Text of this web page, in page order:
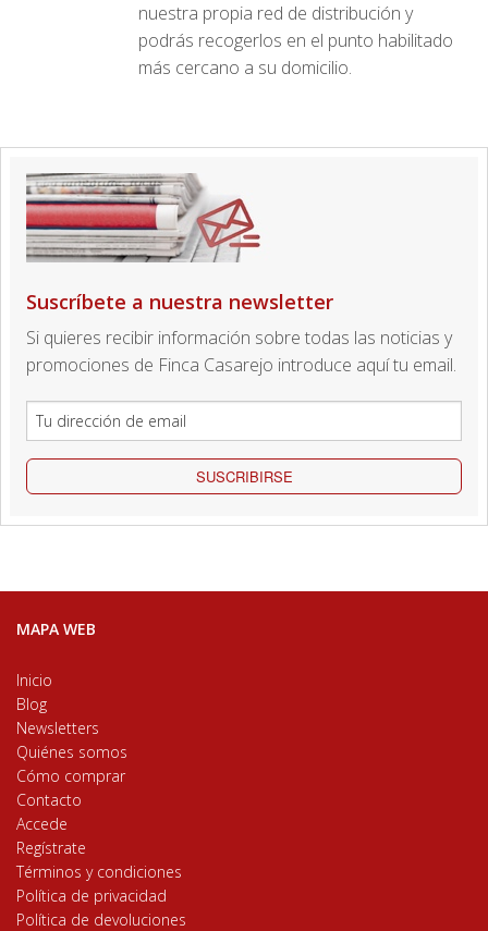
nuestra propia red de distribución y
podrás recogerlos en el punto habilitado
más cercano a su domicilio.
Suscríbete a nuestra newsletter
Si quieres recibir información sobre todas las noticias y
promociones de Finca Casarejo introduce aquí tu email.
SUSCRIBIRSE
MAPA WEB
Inicio
Blog
Newsletters
Quiénes somos
Cómo comprar
Contacto
Accede
Regístrate
Términos y condiciones
Política de privacidad
Política de devoluciones